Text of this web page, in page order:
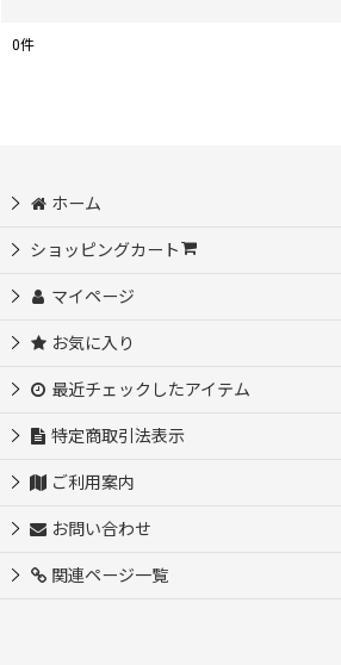
0件
ホーム
ショッピングカート
マイページ
お気に入り
最近チェックしたアイテム
特定商取引法表示
ご利用案内
お問い合わせ
関連ページ一覧